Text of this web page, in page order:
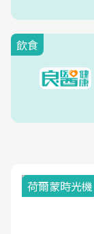
飲食
荷爾蒙時光機